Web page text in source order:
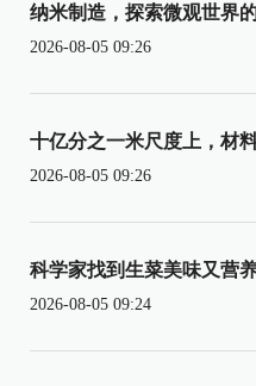
纳米制造，探索微观世界
2026-08-05 09:26
十亿分之一米尺度上，材
2026-08-05 09:26
科学家找到生菜美味又营
2026-08-05 09:24